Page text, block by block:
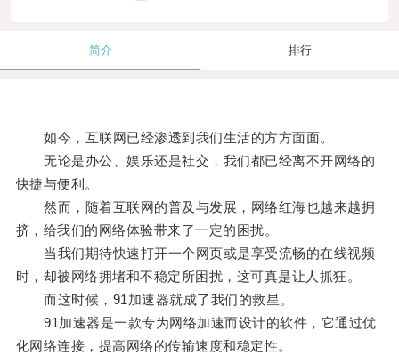
简介 排行
如今，互联网已经渗透到我们生活的方方面面。
无论是办公、娱乐还是社交，我们都已经离不开网络的
快捷与便利。
然而，随着互联网的普及与发展，网络红海也越来越拥
挤，给我们的网络体验带来了一定的困扰。
当我们期待快速打开一个网页或是享受流畅的在线视频
时，却被网络拥堵和不稳定所困扰，这可真是让人抓狂。
而这时候，91加速器就成了我们的救星。
91加速器是一款专为网络加速而设计的软件，它通过优
化网络连接，提高网络的传输速度和稳定性。